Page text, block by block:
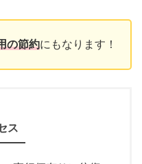
の節約にもなります！
ス